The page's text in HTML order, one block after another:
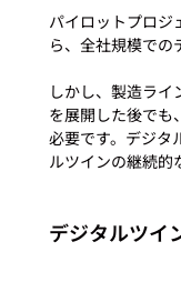
パイロットプロジ
ら、全社規模での
しかし、製造ラ
を展開した後でも
必要です。デジタ
デジタルツイ